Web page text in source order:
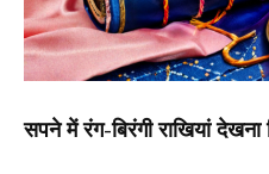
सपने में रंग-बिरंगी राखियां